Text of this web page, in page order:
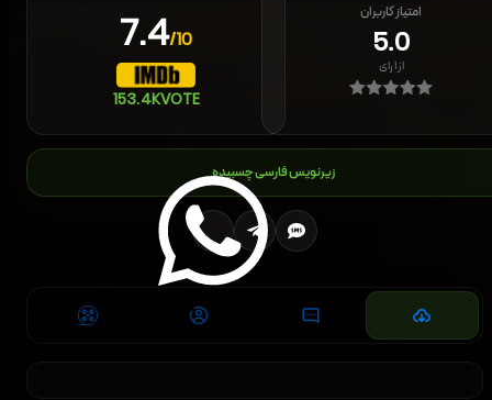
7.4/10
153.4KVOTE
امتیاز کاربران
5.0
از۱رای
زیرنویس فارسی چسبیده